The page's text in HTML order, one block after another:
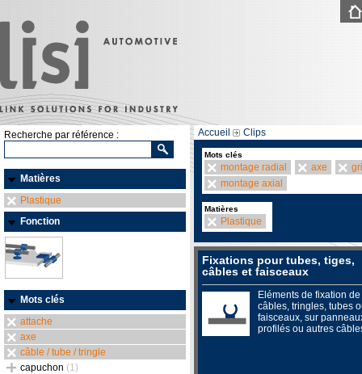
Recherche par référence :
Matières
Plastique
Fonction
Mots clés
attache
axe
câble / tube / tringle
capuchon (1)
Accueil Clips
Mots clés
montage radial axe
montage axial
Matières
Plastique
Fixations pour tubes, tiges,
câbles et faisceaux
Eléments de fixation de
câbles, tringles, tubes
faisceaux, sur
profilés ou autres